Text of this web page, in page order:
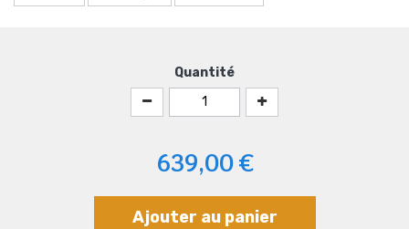
Quantité
639,00 €
Ajouter au panier